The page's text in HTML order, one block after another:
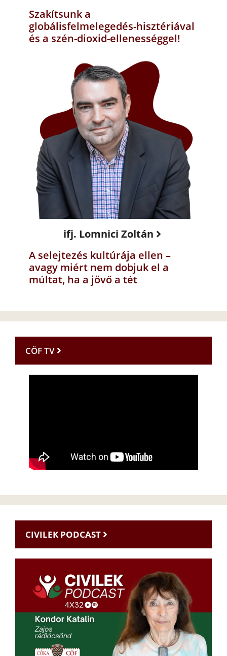
Szakítsunk a
globálisfelmelegedés-hisztériával
és a szén-dioxid-ellenességgel!
ifj. Lomnici Zoltán
A selejtezés kultúrája ellen –
avagy miért nem dobjuk el a
múltat, ha a jövő a tét
CÖF TV
CIVILEK PODCAST